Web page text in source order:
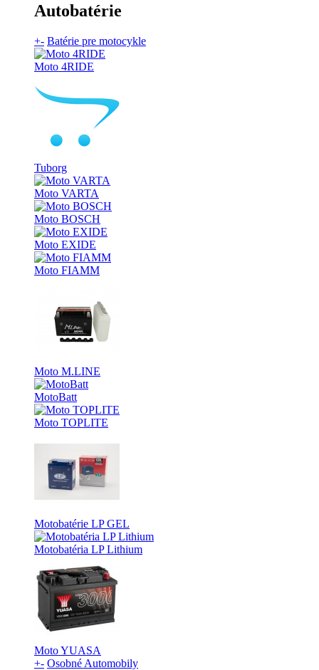
Autobatérie
+- Batérie pre motocykle
Moto 4RIDE
Tuborg
Moto VARTA
Moto BOSCH
Moto EXIDE
Moto FIAMM
Moto M.LINE
MotoBatt
Moto TOPLITE
Motobatérie LP GEL
Motobatéria LP Lithium
Moto YUASA
+- Osobné Automobily